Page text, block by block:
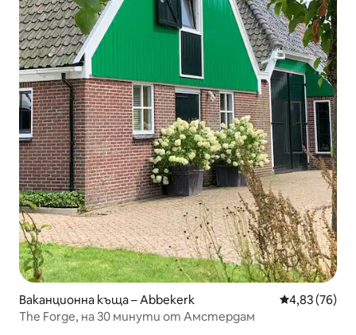
Ваканционна къща – Abbekerk Средна
4,83 (76)
The Forge, на 30 минути от Амстердам